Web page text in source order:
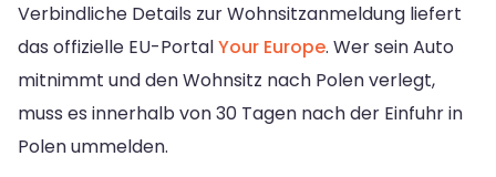
Verbindliche Details zur Wohnsitzanmeldung liefert
das offizielle EU-PortalYour Europe. Wer sein Auto
mitnimmt und den Wohnsitz nach Polen verlegt,
muss es innerhalb von 30 Tagen nach der Einfuhr in
Polen ummelden.